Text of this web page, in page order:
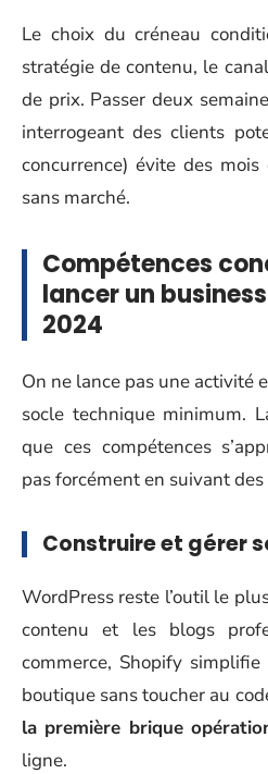
Le choix du créneau
stratégie de contenu, le
de prix. Passer deux
interrogeant des clients
concurrence) évite des
sans marché.
Compétences
lancer un
2024
On ne lance pas une activité
socle technique minimum.
que ces compétences
pas forcément en suivant
Construire et gérer
WordPress reste l’outil le
contenu et les blogs
commerce, Shopify
boutique sans toucher au
la première brique
ligne.